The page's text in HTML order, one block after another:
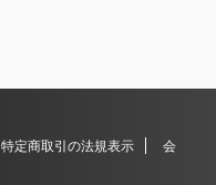
特定商取引の法規表示
会